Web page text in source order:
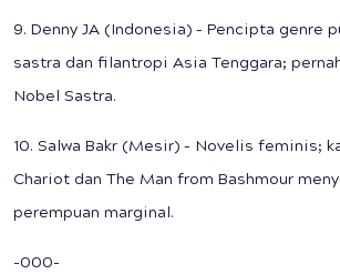
9. Denny JA (Indonesia) – Pencipta genre
sastra dan filantropi Asia Tenggara;
Nobel Sastra.
10. Salwa Bakr (Mesir) – Novelis feminis;
Chariot dan The Man from Bashmour
perempuan marginal.
-000-